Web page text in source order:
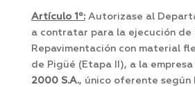
Artículo 1º:Autorizase al
a contratar para la ejecución de
Repavimentación con material
de Pigüé (Etapa II), a la empresa
2000 S.A., único oferente según